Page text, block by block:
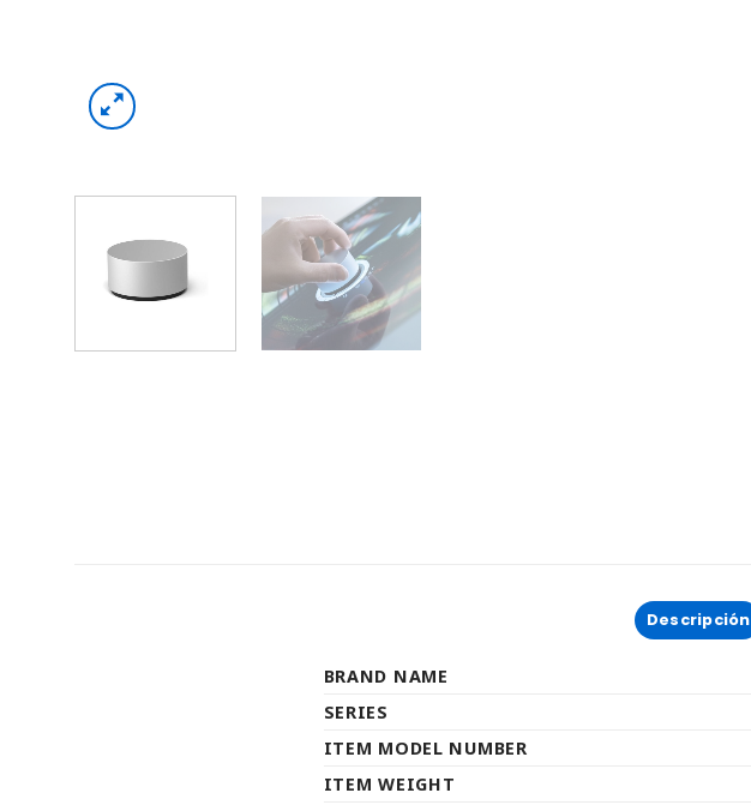
Descripción
BRAND NAME
SERIES
ITEM MODEL NUMBER
ITEM WEIGHT